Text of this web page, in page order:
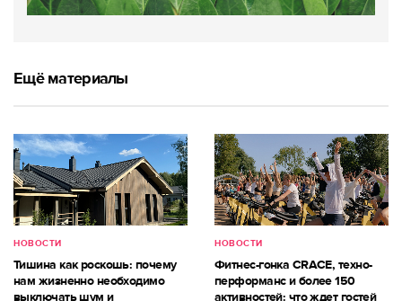
Ещё материалы
НОВОСТИ
Тишина как роскошь: почему
нам жизненно необходимо
выключать шум и
НОВОСТИ
Фитнес-гонка CRACE, техно-
перформанс и более 150
активностей: что ждет гостей